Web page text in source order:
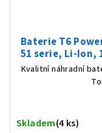
Baterie T6
51 serie, Li-Ion,
Kvalitní náhradní
Skladem(4 ks)